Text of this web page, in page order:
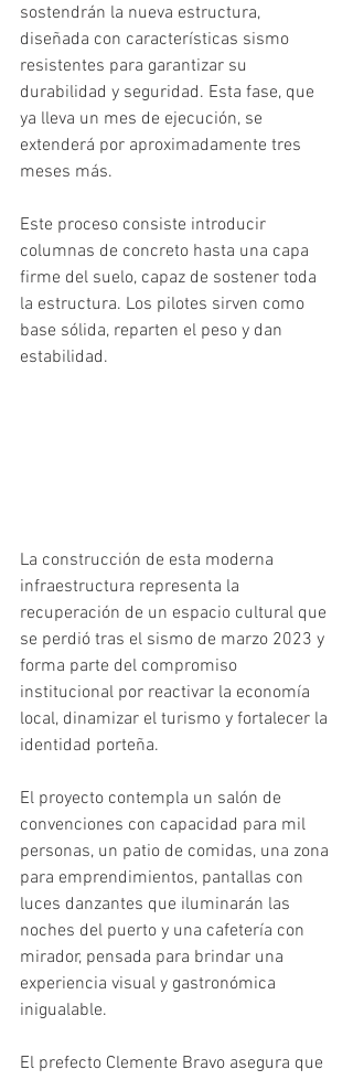
sostendrán la nueva estructura,
diseñada con características sismo
resistentes para garantizar su
durabilidad y seguridad. Esta fase, que
ya lleva un mes de ejecución, se
extenderá por aproximadamente tres
meses más.
Este proceso consiste introducir
columnas de concreto hasta una capa
firme del suelo, capaz de sostener toda
la estructura. Los pilotes sirven como
base sólida, reparten el peso y dan
estabilidad.
La construcción de esta moderna
infraestructura representa la
recuperación de un espacio cultural que
se perdió tras el sismo de marzo 2023 y
forma parte del compromiso
institucional por reactivar la economía
local, dinamizar el turismo y fortalecer la
identidad porteña.
El proyecto contempla un salón de
convenciones con capacidad para mil
personas, un patio de comidas, una zona
para emprendimientos, pantallas con
luces danzantes que iluminarán las
noches del puerto y una cafetería con
mirador, pensada para brindar una
experiencia visual y gastronómica
inigualable.
El prefecto Clemente Bravo asegura que